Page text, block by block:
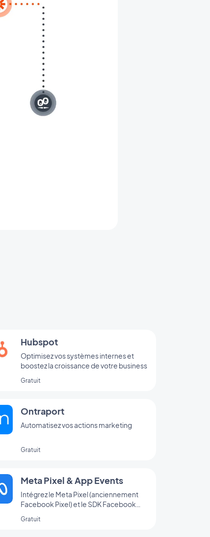
Hubspot
Optimisez vos systèmes internes et
boostez la croissance de votre business
Gratuit
Ontraport
Automatisez vos actions marketing
Gratuit
Meta Pixel & App Events
Intégrez le Meta Pixel (anciennement
Facebook Pixel) et le SDK Facebook
pour analyser le comportement de vos
Gratuit